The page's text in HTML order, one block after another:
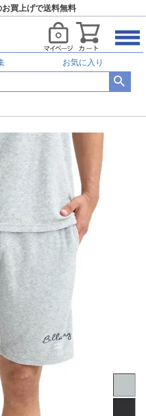
買上げで送料無料
お気に入り